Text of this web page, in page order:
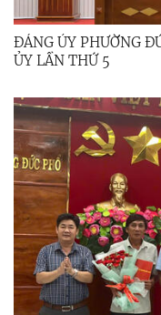
ĐẢNG ỦY PHƯỜNG
ỦY LẦN THỨ 5